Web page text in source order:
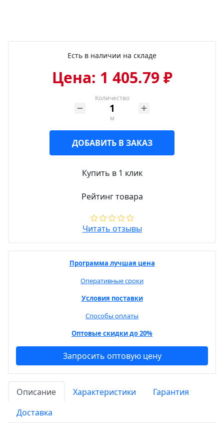
Есть в наличии на складе
Цена: 1 405.79 ₽
Количество
м
ДОБАВИТЬ В ЗАКАЗ
Купить в 1 клик
Рейтинг товара
Читать отзывы
Программа лучшая цена
Оперативные сроки
Условия поставки
Способы оплаты
Оптовые скидки до 20%
Запросить оптовую цену
Описание Характеристики
Гарантия
Доставка